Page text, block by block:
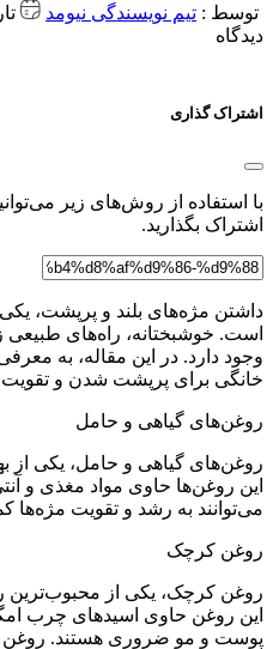
توسط : تیم نویسندگی نیومد
دیدگاه
اشتراک گذاری
با استفاده از روش‌های زیر
اشتراک بگذارید.
داشتن مژه‌های بلند و پرپشت، یکی
است. خوشبختانه، راه‌های
وجود دارد. در این مقاله، به
خانگی برای پرپشت شدن و تقویت
روغن‌های گیاهی و حامل
روغن‌های گیاهی و حامل، یکی از
این روغن‌ها حاوی مواد مغذی و
می‌توانند به رشد و تقویت مژه‌ها
روغن کرچک
روغن کرچک، یکی از محبوب‌ترین
پوست و مو ضروری هستند. روغن